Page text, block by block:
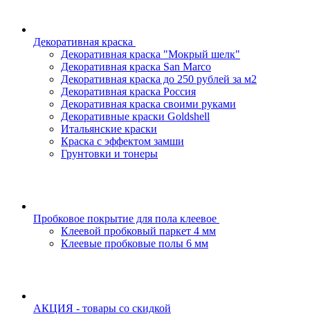
Декоративная краска
Декоративная краска "Мокрый шелк"
Декоративная краска San Marco
Декоративная краска до 250 рублей за м2
Декоративная краска Россия
Декоративная краска своими руками
Декоративные краски Goldshell
Итальянские краски
Краска с эффектом замши
Грунтовки и тонеры
Пробковое покрытие для пола клеевое
Клеевой пробковый паркет 4 мм
Клеевые пробковые полы 6 мм
АКЦИЯ - товары со скидкой